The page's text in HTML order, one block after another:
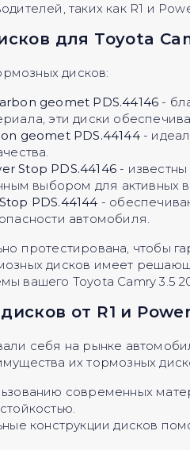
таких как R1 и
для Toyota
дисков:
geomet PDS.44146 -
эти диски
geomet PDS.44144-
Stop PDS.44146 -
выбором для активных
PDS.44144 -
автомобиля.
протестирована, чтобы
дисков имеет
вашего Toyota Camry 3.5
от R1 и
себя на рынке
их тормозных
современных
конструкции дисков